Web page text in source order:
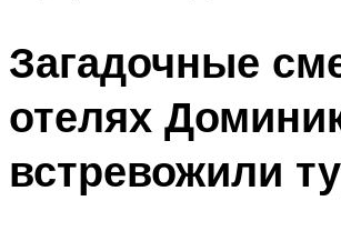
Загадочные
отелях
встревожили